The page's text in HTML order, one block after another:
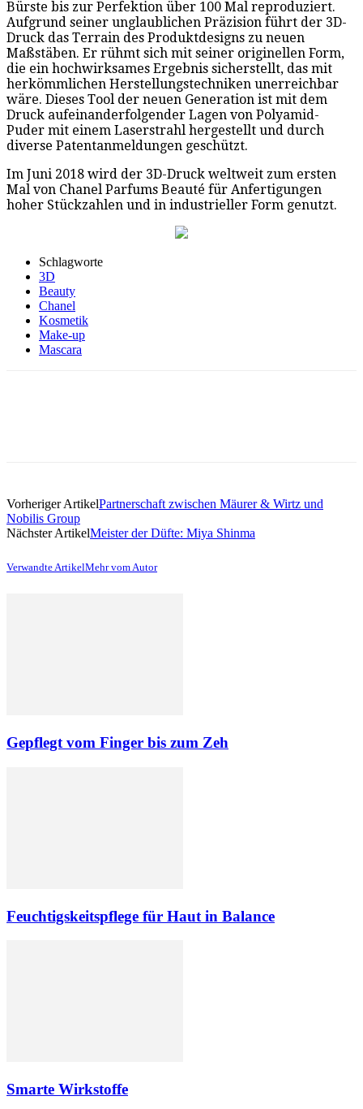
Bürste bis zur Perfektion über 100 Mal reproduziert.
Aufgrund seiner unglaublichen Präzision führt der 3D-
Druck das Terrain des Produktdesigns zu neuen
Maßstäben. Er rühmt sich mit seiner originellen Form,
die ein hochwirksames Ergebnis sicherstellt, das mit
herkömmlichen Herstellungstechniken unerreichbar
wäre. Dieses Tool der neuen Generation ist mit dem
Druck aufeinanderfolgender Lagen von Polyamid-
Puder mit einem Laserstrahl hergestellt und durch
diverse Patentanmeldungen geschützt.
Im Juni 2018 wird der 3D-Druck weltweit zum ersten
Mal von Chanel Parfums Beauté für Anfertigungen
hoher Stückzahlen und in industrieller Form genutzt.
Schlagworte
3D
Beauty
Chanel
Kosmetik
Make-up
Mascara
Vorheriger ArtikelPartnerschaft zwischen Mäurer & Wirtz und
Nobilis Group
Nächster ArtikelMeister der Düfte: Miya Shinma
Verwandte ArtikelMehr vom Autor
Gepflegt vom Finger bis zum Zeh
Feuchtigskeitspflege für Haut in Balance
Smarte Wirkstoffe